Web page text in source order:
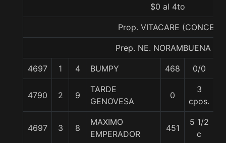
$0 al 4to
Prop. VITACARE (CONCE)
Prep. NE. NORAMBUENA B.
4697 1 4 BUMPY 468 0/0
4790 2 9
TARDE
GENOVESA
0
3
cpos.
4697 3 8
MAXIMO
EMPERADOR
451
5 1/2
c